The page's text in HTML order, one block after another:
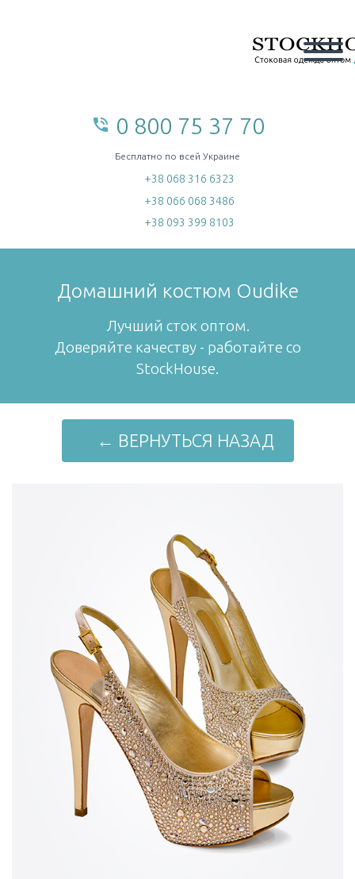
phone_in_talk 0 800 75 37 70
Бесплатно по всей Украине
+38 068 316 6323
+38 066 068 3486
+38 093 399 8103
Домашний костюм Oudike
Лучший сток оптом.
Доверяйте качеству - работайте со
StockHouse.
← ВЕРНУТЬСЯ НАЗАД